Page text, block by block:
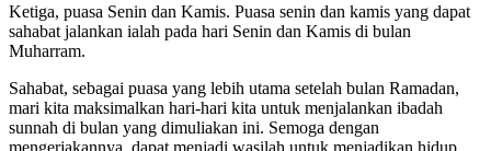
Ketiga, puasa Senin dan Kamis. Puasa senin dan kamis yang dapat
sahabat jalankan ialah pada hari Senin dan Kamis di bulan
Muharram.
Sahabat, sebagai puasa yang lebih utama setelah bulan Ramadan,
mari kita maksimalkan hari-hari kita untuk menjalankan ibadah
sunnah di bulan yang dimuliakan ini. Semoga dengan
mengerjakannya, dapat menjadi wasilah untuk menjadikan hidup